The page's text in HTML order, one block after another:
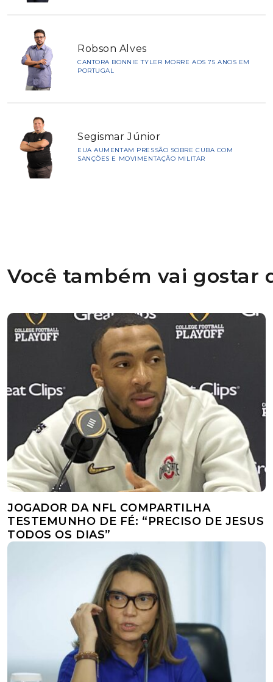
Robson Alves
CANTORA BONNIE TYLER MORRE AOS 75 ANOS EM
PORTUGAL
Segismar Júnior
EUA AUMENTAM PRESSÃO SOBRE CUBA COM
SANÇÕES E MOVIMENTAÇÃO MILITAR
Você também vai gostar
JOGADOR DA NFL COMPARTILHA
TESTEMUNHO DE FÉ: “PRECISO DE JESUS
TODOS OS DIAS”